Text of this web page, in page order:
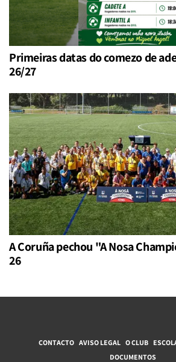
Primeiras datas do comezo de
26/27
A Coruña pechou "A Nosa
26
CONTACTO AVISO LEGAL O CLUB
DOCUMENTOS